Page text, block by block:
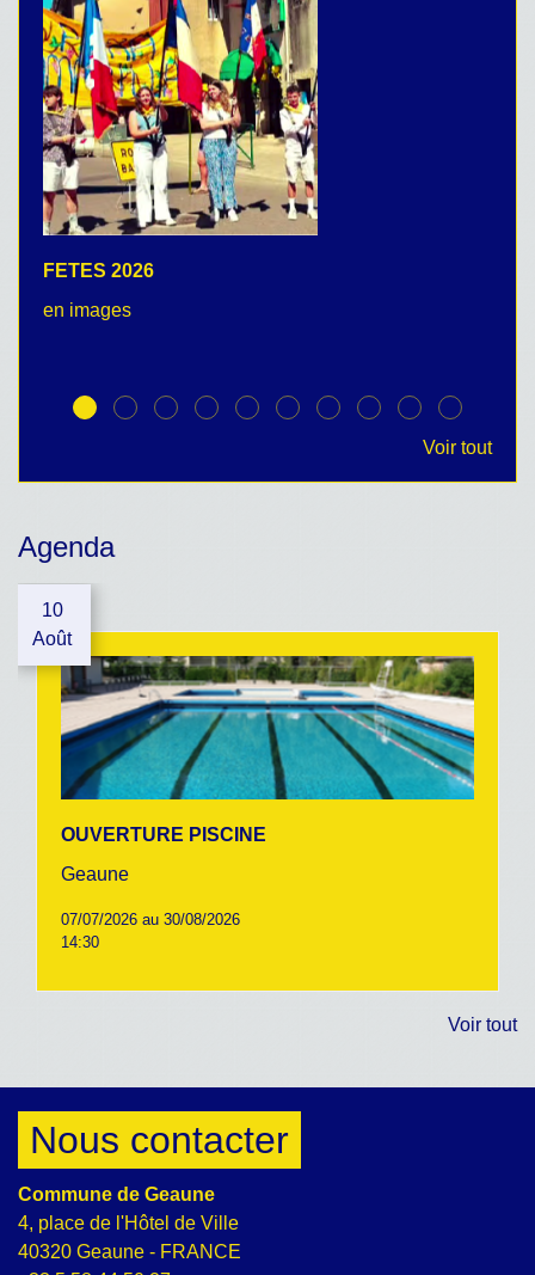
FETES 2026
en images
Voir tout
Agenda
10
Août
OUVERTURE PISCINE
Geaune
07/07/2026 au 30/08/2026
14:30
Voir tout
Nous contacter
Commune de Geaune
4, place de l'Hôtel de Ville
40320 Geaune - FRANCE